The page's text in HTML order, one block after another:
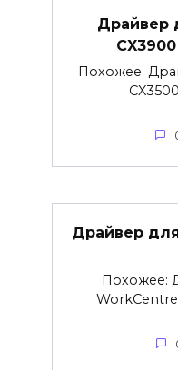
Драйвер
Похожее:
Драйвер для
Похожее: